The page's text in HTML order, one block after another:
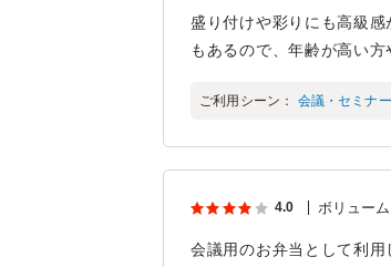
盛り付けや彩りにも高級
もあるので、年齢が高い
ご利用シーン： 会議・セミナー
4.0 ボリューム
会議用のお弁当として利